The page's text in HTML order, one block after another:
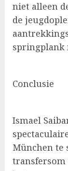
niet alleen
de
springplank
Conclusie
Ismael
München te
transfersom